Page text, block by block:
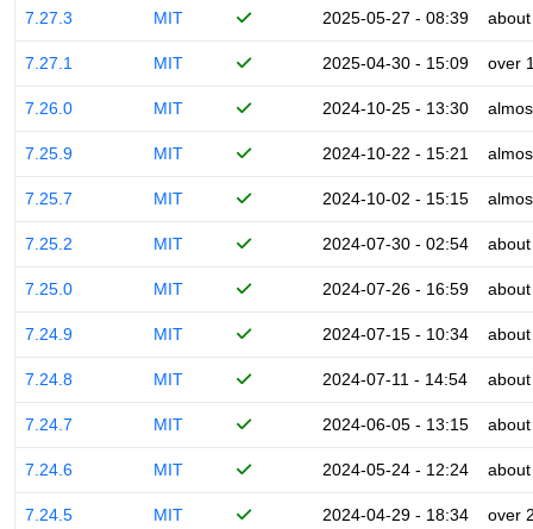
7.27.3 MIT 2025-05-27 - 08:39
7.27.1 MIT 2025-04-30 - 15:09 over
7.26.0 MIT 2024-10-25 - 13:30
7.25.9 MIT 2024-10-22 - 15:21
7.25.7 MIT 2024-10-02 - 15:15
7.25.2 MIT 2024-07-30 - 02:54
7.25.0 MIT 2024-07-26 - 16:59
7.24.9 MIT 2024-07-15 - 10:34
7.24.8 MIT 2024-07-11 - 14:54
7.24.7 MIT 2024-06-05 - 13:15
7.24.6 MIT 2024-05-24 - 12:24
7.24.5 MIT 2024-04-29 - 18:34 over